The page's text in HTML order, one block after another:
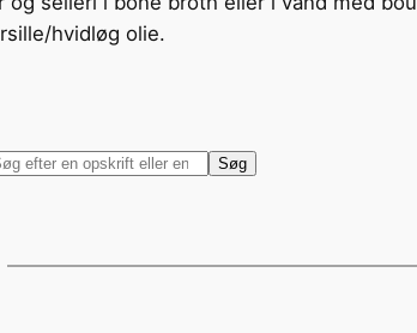
hvidløg olie.